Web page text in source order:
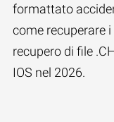
formattato
come recuperare
recupero di file
IOS nel 2026.